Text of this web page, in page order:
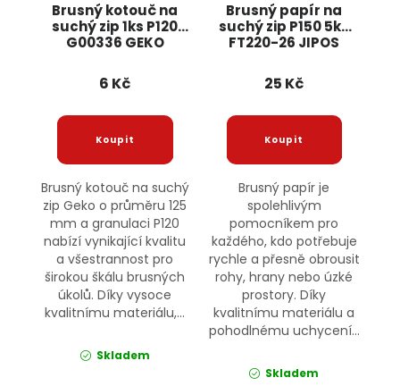
Brusný kotouč na
suchý zip 1ks P120
G00336 GEKO
6 Kč
Brusný kotouč na suchý
zip Geko o průměru 125
mm a granulaci P120
nabízí vynikající kvalitu
a všestrannost pro
širokou škálu brusných
úkolů. Díky vysoce
kvalitnímu materiálu,...
Skladem
Brusný papír na
suchý zip P150 5ks
FT220-26 JIPOS
25 Kč
Brusný papír je
spolehlivým
pomocníkem pro
každého, kdo potřebuje
rychle a přesně obrousit
rohy, hrany nebo úzké
prostory. Díky
kvalitnímu materiálu a
pohodlnému uchycení...
Skladem